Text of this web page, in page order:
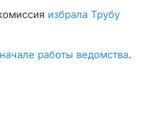
избрала Трубу
работы ведомства.